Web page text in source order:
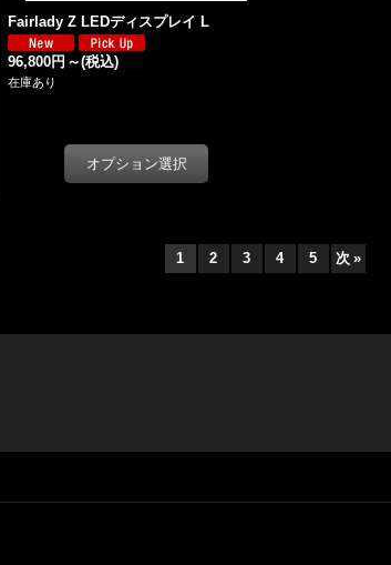
Fairlady Z LEDディスプレイ L
96,800円 ～(税込)
在庫あり
1 2 3 4 5 次 »